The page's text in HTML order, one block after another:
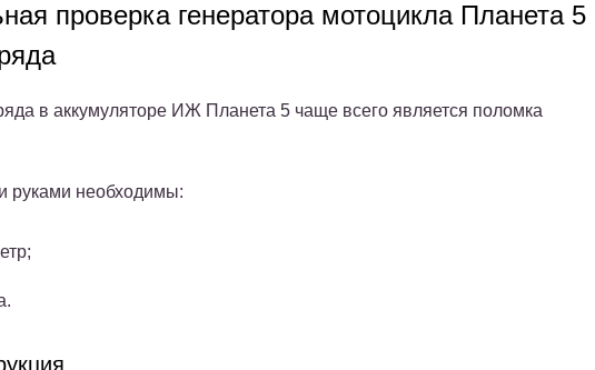
проверка генератора мотоцикла Планета 5
в аккумуляторе ИЖ Планета 5 чаще всего является поломка
руками необходимы: